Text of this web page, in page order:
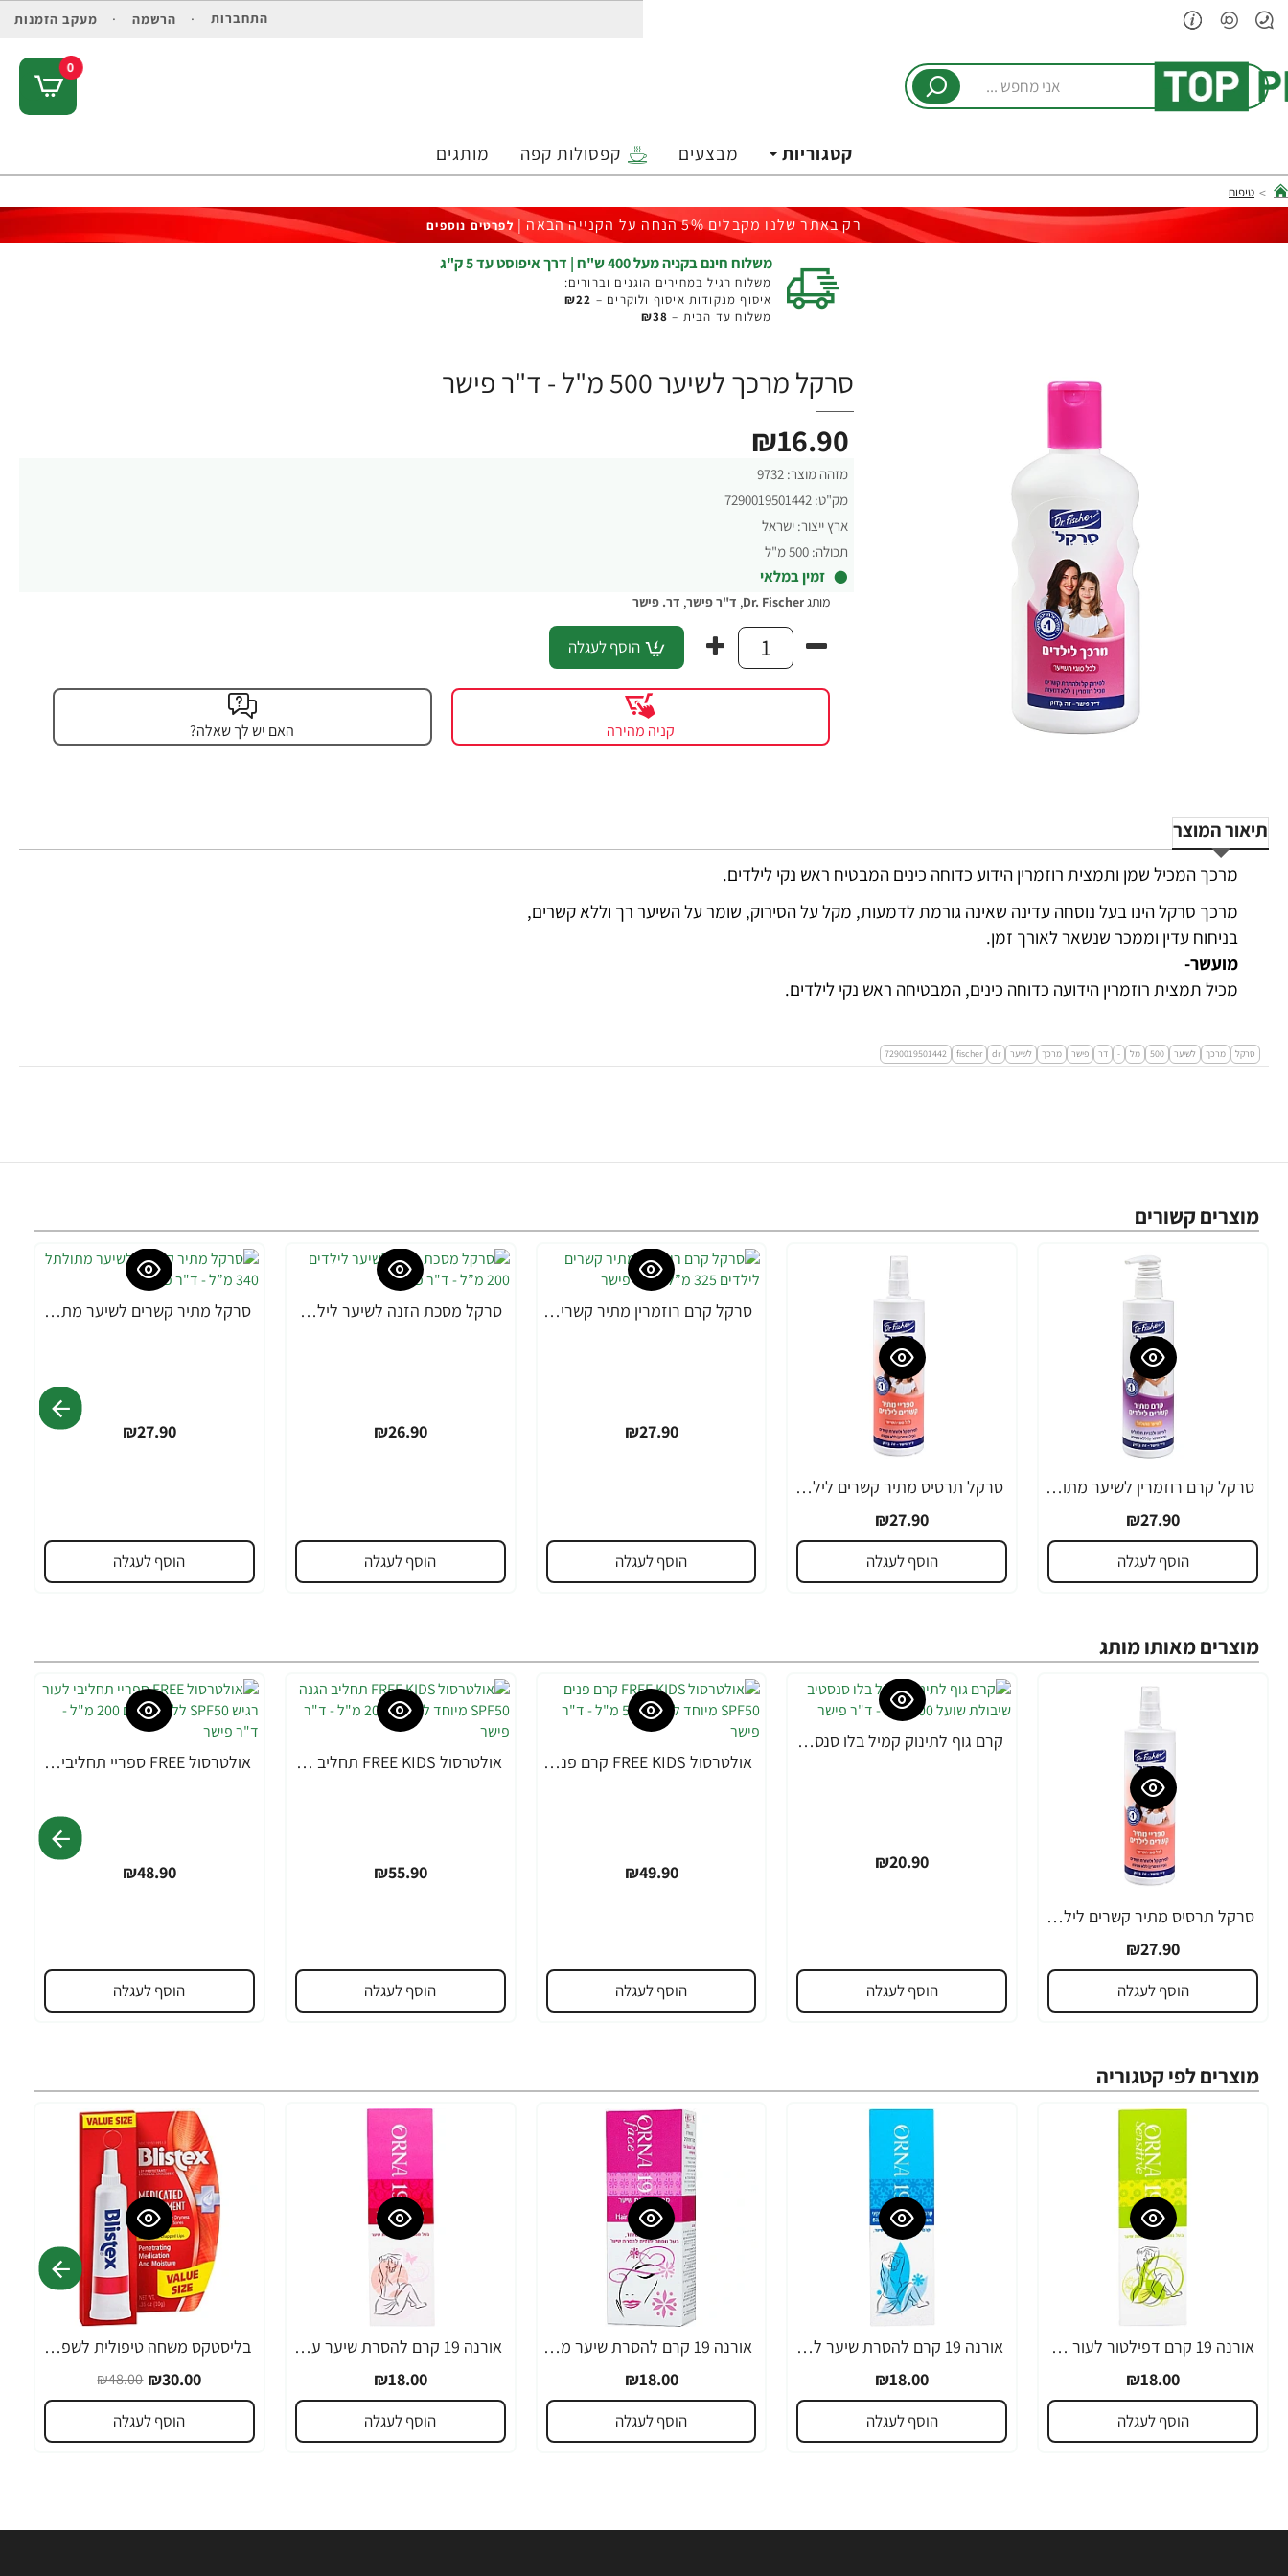
התחברות הרשמה מעקב הזמנות
מחפש
0
קטגוריות מבצעים קפסולות קפה מותגים
home
טיפוח
רק באתר שלנו מקבלים 5% הנחה על הקנייה הבאה | לפרטים נוספים
משלוח חינם בקניה מעל 400 ש"ח | דרך איפוסט עד 5 ק"ג
משלוח רגיל במחירים הוגנים וברורים:
איסוף מנקודות איסוף ולוקרים – ₪22
משלוח עד הבית – ₪38
סרקל מרכך לשיער 500 מ"ל - ד"ר פישר
מזהה מוצר: 9732
מק"ט: 7290019501442
ארץ ייצור: ישראל
תכולה: 500 מ"ל
זמין במלאי
₪16.90
מותגDr. Fischer
, ד"ר פישר, דר. פישר
הוסף לעגלה
קניה מהירה האם יש לך שאלה?
תיאור המוצר
מרכך המכיל שמן ותמצית רוזמרין הידוע כדוחה כינים המבטיח ראש נקי לילדים.
מרכך סרקל הינו בעל נוסחה עדינה שאינה גורמת לדמעות, מקל על הסירוק, שומר על השיער רך וללא קשרים,
בניחוח עדין וממכר שנשאר לאורך זמן.
מועשר-
מכיל תמצית רוזמרין הידועה כדוחה כינים, המבטיחה ראש נקי לילדים.
סרקל מרכך לשיער 500 מל - דר פישר מרכך לשיער dr
fischer
7290019501442
מוצרים קשורים
סרקל קרם רוזמרין לשיער מתולתל 325 מ”ל - ד"ר פישר
₪27.90
הוסף לעגלה
סרקל תרסיס מתיר קשרים לילדים 340 מ"ל - ד"ר פישר
₪27.90
הוסף לעגלה
סרקל קרם רוזמרין מתיר קשרים לילדים 325 מ”ל - ד"ר פישר
₪27.90
הוסף לעגלה
סרקל מסכת הזנה לשיער לילדים 200 מ”ל - ד"ר פישר
₪26.90
הוסף לעגלה
סרקל מתיר קשרים לשיער מתולתל 340 מ”ל - ד"ר פישר
₪27.90
הוסף לעגלה
מוצרים מאותו מותג
סרקל תרסיס מתיר קשרים לילדים 340 מ"ל - ד"ר פישר
₪27.90
הוסף לעגלה
קרם גוף לתינוק קמיל בלו סנסטיב שיבולת שועל 500 מ"ל - ד"ר פישר
₪20.90
הוסף לעגלה
אולטרסול FREE KIDS קרם פנים SPF50 מיוחד לילדים 50 מ"ל - ד"ר פישר
₪49.90
הוסף לעגלה
אולטרסול FREE KIDS תחליב הגנה SPF50 מיוחד לילדים 200 מ"ל - ד"ר פישר
₪55.90
הוסף לעגלה
אולטרסול FREE ספריי תחליבי לעור רגיש SPF50 ללא שמנים 200 מ"ל - ד"ר פישר
₪48.90
הוסף לעגלה
מוצרים לפי קטגוריה
אורנה 19 קרם דפילטור לעור רגיש 80 גרם
₪18.00
הוסף לעגלה
אורנה 19 קרם להסרת שיער לקו הביקיני 90 מ"ל
₪18.00
הוסף לעגלה
אורנה 19 קרם להסרת שיער מהפנים 80 גרם
₪18.00
הוסף לעגלה
אורנה 19 קרם להסרת שיער עדין במיוחד 90 מ"ל
₪18.00
הוסף לעגלה
-38%
בליסטקס משחה טיפולית לשפתיים 10 גרם אריזה גדולה SPF 10 - מבית Blistex
₪30.00
₪48.00
הוסף לעגלה